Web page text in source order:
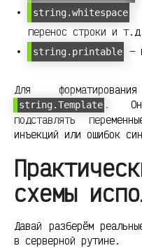
string.whitespace
перенос строки и
string.printable —
Для
string.Template . Он
подставлять
инъекций или ошибок
схемы
Давай разберём
в серверной рутине.